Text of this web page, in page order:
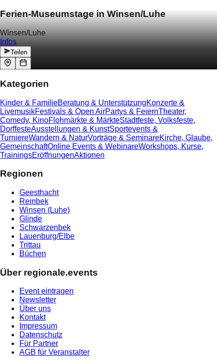
Ferien-Museumstage in Winsen/Luhe
Winsen/Luhe
Infos
Teilen
Kategorien
Kinder & FamilieBeratung & UnterstützungKonzerte &
LivemusikFestivals & Open AirPartys & FeiernTheater,
Comedy, KinoFlohmärkte & MärkteStadtfeste, Volksfeste,
DorffesteAusstellungen & KunstSportevents &
TurniereWandern & NaturVorträge & SeminareKirche, Glaube,
GemeinschaftOnline Events & WebinareWorkshops, Kurse,
TrainingsEröffnungenAktionen
Regionen
Geesthacht
Reinbek
Winsen (Luhe)
Glinde
Schwarzenbek
Lauenburg/Elbe
Trittau
Büchen
Über regionale.events
Event eintragen
Newsletter
Über uns
Kontakt
Impressum
Datenschutz
Für Partner
AGB für Veranstalter